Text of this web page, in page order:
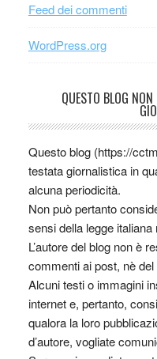
Feed dei commenti
WordPress.org
QUESTO BLOG
Questo blog (https://
testata giornalistica in
alcuna periodicità.
Non può pertanto
sensi della legge italiana
L’autore del blog non è
commenti ai post, nè
Alcuni testi o immagini
internet e, pertanto,
qualora la loro
d’autore, vogliate